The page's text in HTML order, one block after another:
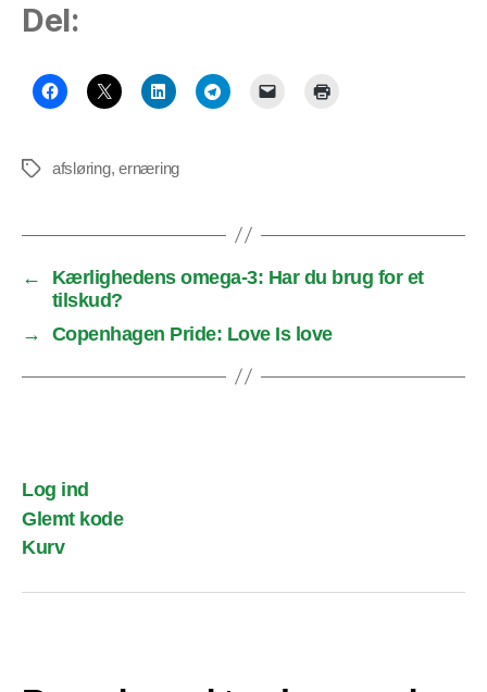
Del:
Tagsafsløring,ernæring
←
Kærlighedens omega-3: Har du brug for et
tilskud?
→
Copenhagen Pride: Love Is love
Log ind
Glemt kode
Kurv